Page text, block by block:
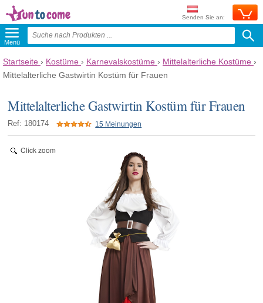
Senden Sie an:
Menü
Startseite › Kostüme › Karnevalskostüme › Mittelalterliche Kostüme ›
Mittelalterliche Gastwirtin Kostüm für Frauen
Mittelalterliche Gastwirtin Kostüm für Frauen
Ref: 180174 15 Meinungen
Click zoom